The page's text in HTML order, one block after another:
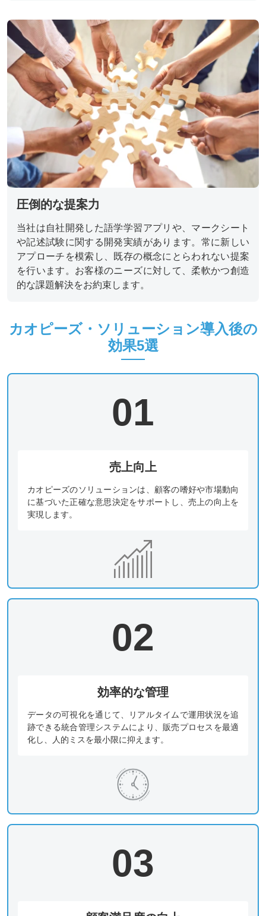
圧倒的な提案力
当社は自社開発した語学学習アプリや、マークシート
や記述試験に関する開発実績があります。常に新しい
アプローチを模索し、既存の概念にとらわれない提案
を行います。お客様のニーズに対して、柔軟かつ創造
的な課題解決をお約束します。
カオピーズ・ソリューション導入後の
効果5選
01
売上向上
カオピーズのソリューションは、顧客の嗜好や市場動向
に基づいた正確な意思決定をサポートし、売上の向上を
実現します。
02
効率的な管理
データの可視化を通じて、リアルタイムで運用状況を追
跡できる統合管理システムにより、販売プロセスを最適
化し、人的ミスを最小限に抑えます。
03